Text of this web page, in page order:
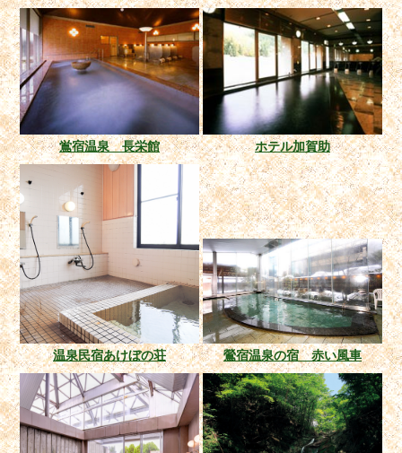
鴬宿温泉 長栄館 ホテル加賀助
温泉民宿あけぼの荘 鶯宿温泉の宿 赤い風車